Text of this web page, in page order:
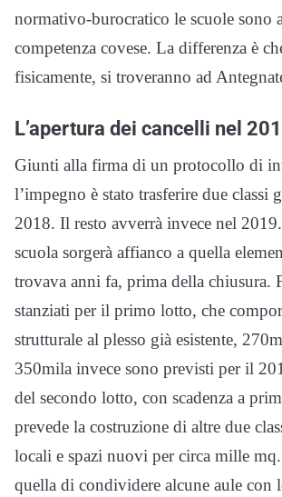
normativo-burocratico le scuole sono
competenza covese. La differenza è
fisicamente, si troveranno ad
L’apertura dei cancelli nel
Giunti alla firma di un protocollo di
l’impegno è stato trasferire due classi
2018. Il resto avverrà invece nel
scuola sorgerà affianco a quella
trovava anni fa, prima della chiusura.
stanziati per il primo lotto, che
strutturale al plesso già esistente,
350mila invece sono previsti per il
del secondo lotto, con scadenza a
prevede la costruzione di altre due
locali e spazi nuovi per circa mille mq.
quella di condividere alcune aule con